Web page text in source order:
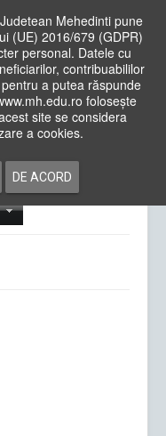
Mehedinti pune
(UE) 2016/679 (GDPR)
personal. Datele cu
contribuabililor
a putea răspunde
folosește
site se considera
a cookies.
DE ACORD